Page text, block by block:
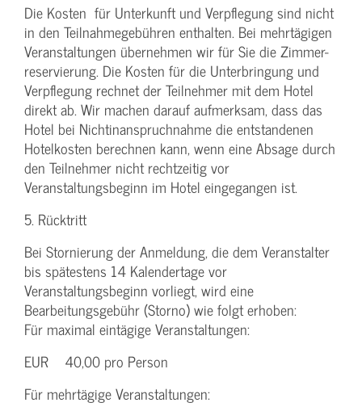
Die Kosten für Unterkunft und Verpflegung sind nicht
in den Teilnahmegebühren enthalten. Bei mehrtägigen
Veranstaltungen übernehmen wir für Sie die Zimmer-
reservierung. Die Kosten für die Unterbringung und
Verpflegung rechnet der Teilnehmer mit dem Hotel
direkt ab. Wir machen darauf aufmerksam, dass das
Hotel bei Nichtinanspruchnahme die entstandenen
Hotelkosten berechnen kann, wenn eine Absage durch
den Teilnehmer nicht rechtzeitig vor
Veranstaltungsbeginn im Hotel eingegangen ist.
5. Rücktritt
Bei Stornierung der Anmeldung, die dem Veranstalter
bis spätestens 14 Kalendertage vor
Veranstaltungsbeginn vorliegt, wird eine
Bearbeitungsgebühr (Storno) wie folgt erhoben:
Für maximal eintägige Veranstaltungen:
EUR 40,00 pro Person
Für mehrtägige Veranstaltungen: